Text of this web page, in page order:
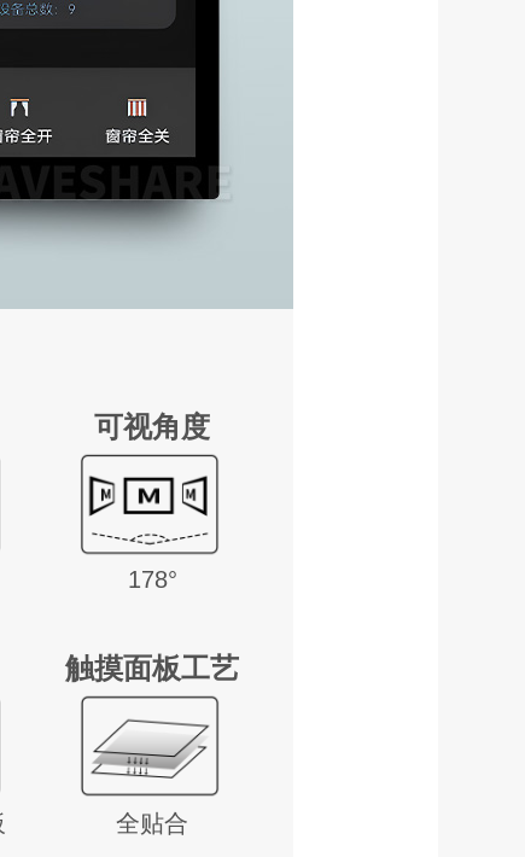
可视角度
178°
触摸面板工艺
全贴合